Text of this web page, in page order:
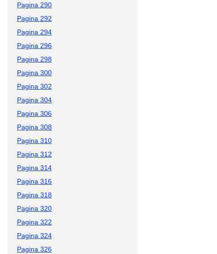
Pagina 290
Pagina 292
Pagina 294
Pagina 296
Pagina 298
Pagina 300
Pagina 302
Pagina 304
Pagina 306
Pagina 308
Pagina 310
Pagina 312
Pagina 314
Pagina 316
Pagina 318
Pagina 320
Pagina 322
Pagina 324
Pagina 326